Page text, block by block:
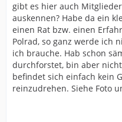
gibt es hier auch
auskennen? Habe da ein
einen Rat bzw. einen
Polrad, so ganz werde ich
ich brauche. Hab schon
durchforstet, bin aber
befindet sich einfach kein
reinzudrehen. Siehe Foto